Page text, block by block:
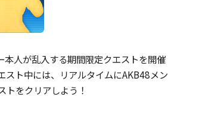
人が乱入する期間限定クエストを開催
スト中には、リアルタイムにAKB48メン
トをクリアしよう！